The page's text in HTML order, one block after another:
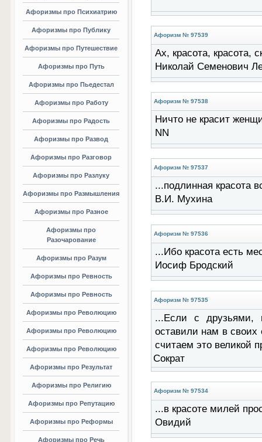
Афоризмы про Психиатрию
Афоризмы про Публику
Афоризмы про Путешествие
Афоризмы про Путь
Афоризмы про Пьедестал
Афоризмы про Работу
Афоризмы про Радость
Афоризмы про Развод
Афоризмы про Разговор
Афоризмы про Разлуку
Афоризмы про Размышления
Афоризмы про Разное
Афоризмы про
Разочарование
Афоризмы про Разум
Афоризмы про Ревность
Афоризмы про Ревность
Афоризмы про Революцию
Афоризмы про Революцию
Афоризмы про Революцию
Афоризмы про Результат
Афоризмы про Религию
Афоризмы про Репутацию
Афоризмы про Реформы
Афоризмы про Речь
Афоризм № 97539
Ах, красота, красота,
Николай Семенович
Афоризм № 97538
Hичто не кpасит
NN
Афоризм № 97537
...подлинная красота
В.И. Мухина
Афоризм № 97536
...Ибо красота есть
Иосиф Бродский
Афоризм № 97535
...Если с друзьями,
оставили нам в своих
считаем это великой
Сократ
Афоризм № 97534
...в красоте милей
Овидий